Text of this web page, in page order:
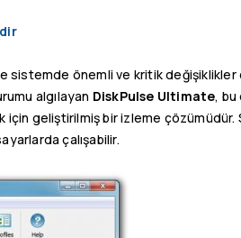
sistemde önemli ve kritik
algılayan DiskPulse Ultimate, bu
geliştirilmiş bir izleme çözümüdür.
çalışabilir.